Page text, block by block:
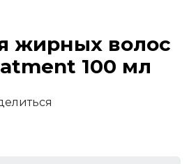
жирных волос
100 мл